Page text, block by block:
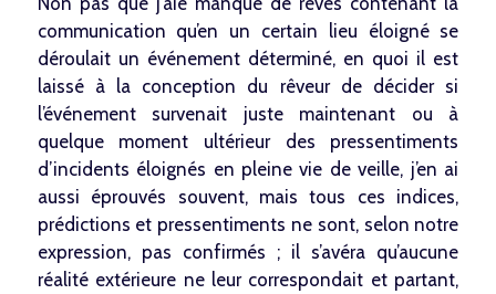
communication qu’en un certain lieu éloigné se
déroulait un événement déterminé, en quoi il est
laissé à la conception du rêveur de décider si
l’événement survenait juste maintenant ou à
quelque moment ultérieur des pressentiments
d’incidents éloignés en pleine vie de veille, j’en ai
aussi éprouvés souvent, mais tous ces indices,
prédictions et pressentiments ne sont, selon notre
expression, pas confirmés ; il s’avéra qu’aucune
réalité extérieure ne leur correspondait et partant,